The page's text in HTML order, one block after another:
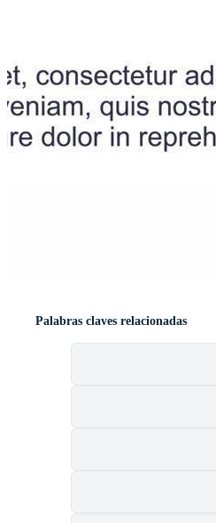
Palabras claves relacionadas